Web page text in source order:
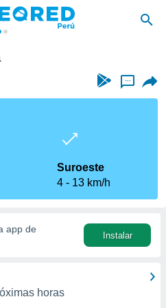
...
Suroeste
4
13 km/h
app de
Instalar
horas